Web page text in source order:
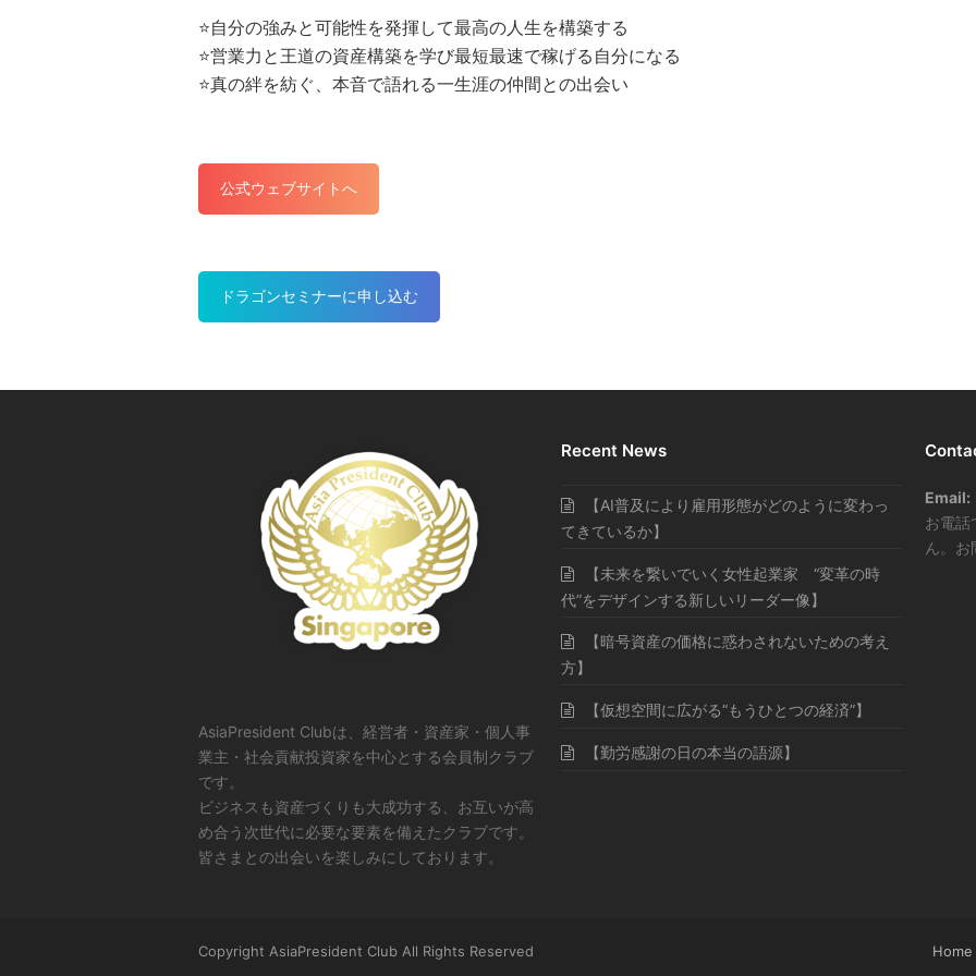
⭐️自分の強みと可能性を発揮して最高の人生を構築する
⭐️営業力と王道の資産構築を学び最短最速で稼げる自分になる
⭐️真の絆を紡ぐ、本音で語れる一生涯の仲間との出会い
公式ウェブサイトへ
ドラゴンセミナーに申し込む
AsiaPresident Clubは、経営者・資産家・個人事
業主・社会貢献投資家を中心とする会員制クラブ
です。
ビジネスも資産づくりも大成功する、お互いが高
め合う次世代に必要な要素を備えたクラブです。
皆さまとの出会いを楽しみにしております。
Recent News
【AI普及により雇用形態がどのように変わっ
てきているか】
【未来を繋いでいく女性起業家 “変革の時
代”をデザインする新しいリーダー像】
【暗号資産の価格に惑わされないための考え
方】
【仮想空間に広がる“もうひとつの経済”】
【勤労感謝の日の本当の語源】
Email:
お電
ん。お
Copyright AsiaPresident Club All Rights Reserved Home